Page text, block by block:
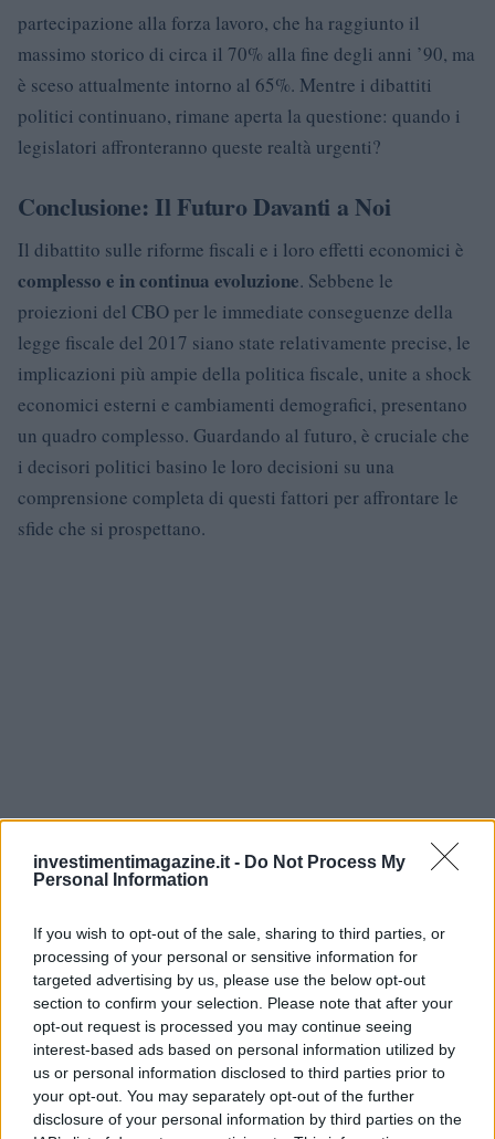
investimentimagazine.it - Do Not Process My
Personal Information
If you wish to opt-out of the sale, sharing to third parties, or
processing of your personal or sensitive information for
targeted advertising by us, please use the below opt-out
section to confirm your selection. Please note that after your
opt-out request is processed you may continue seeing
interest-based ads based on personal information utilized by
us or personal information disclosed to third parties prior to
your opt-out. You may separately opt-out of the further
disclosure of your personal information by third parties on the
partecipazione alla forza lavoro, che ha raggiunto il
massimo storico di circa il 70% alla fine degli anni ’90, ma
è sceso attualmente intorno al 65%. Mentre i dibattiti
politici continuano, rimane aperta la questione: quando i
legislatori affronteranno queste realtà urgenti?
Conclusione: Il Futuro Davanti a Noi
Il dibattito sulle riforme fiscali e i loro effetti economici è
complesso e in continua evoluzione. Sebbene le
proiezioni del CBO per le immediate conseguenze della
legge fiscale del 2017 siano state relativamente precise, le
implicazioni più ampie della politica fiscale, unite a shock
economici esterni e cambiamenti demografici, presentano
un quadro complesso. Guardando al futuro, è cruciale che
i decisori politici basino le loro decisioni su una
comprensione completa di questi fattori per affrontare le
sfide che si prospettano.
AUTORE
Staff